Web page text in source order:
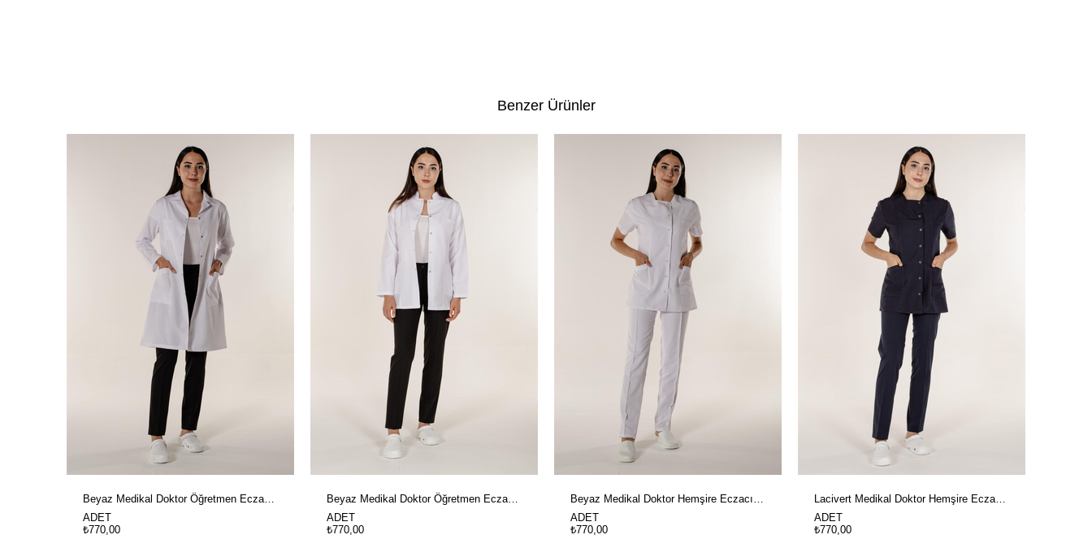
Benzer Ürünler
Beyaz Medikal Doktor Öğretmen Eczacı Ve Hemşire Açık Yaka Kadın İş Önlük
ADET
₺770,00
Beyaz Medikal Doktor Öğretmen Eczacı Ve Hemşire Hakim Yaka Kadın İş Ceketi
ADET
₺770,00
Beyaz Medikal Doktor Hemşire Eczacı Ve Estetisyen Kare Yaka Kadın Ceketi
ADET
₺770,00
Lacivert Medikal Doktor Hemşire Eczacı Ve Estetisyen Kare Yaka Kadın Ceketi
ADET
₺770,00